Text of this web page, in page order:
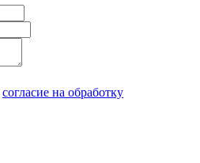
согласие на обработку